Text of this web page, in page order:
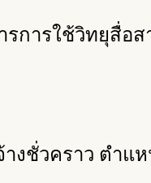
การใช้วิทยุสื่อ
งชั่วคราว ตำแ